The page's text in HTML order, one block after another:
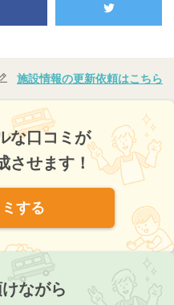
施設情報の更新依頼はこちら
な口コミが
させます！
する
ながら